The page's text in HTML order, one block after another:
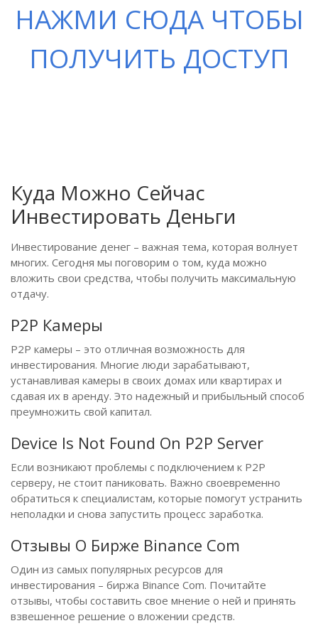
НАЖМИ СЮДА ЧТОБЫ
ПОЛУЧИТЬ ДОСТУП
Куда Можно Сейчас
Инвестировать Деньги
Инвестирование денег – важная тема, которая волнует
многих. Сегодня мы поговорим о том, куда можно
вложить свои средства, чтобы получить максимальную
отдачу.
P2P Камеры
P2P камеры – это отличная возможность для
инвестирования. Многие люди зарабатывают,
устанавливая камеры в своих домах или квартирах и
сдавая их в аренду. Это надежный и прибыльный способ
преумножить свой капитал.
Device Is Not Found On P2P Server
Если возникают проблемы с подключением к P2P
серверу, не стоит паниковать. Важно своевременно
обратиться к специалистам, которые помогут устранить
неполадки и снова запустить процесс заработка.
Отзывы О Бирже Binance Com
Один из самых популярных ресурсов для
инвестирования – биржа Binance Com. Почитайте
отзывы, чтобы составить свое мнение о ней и принять
взвешенное решение о вложении средств.